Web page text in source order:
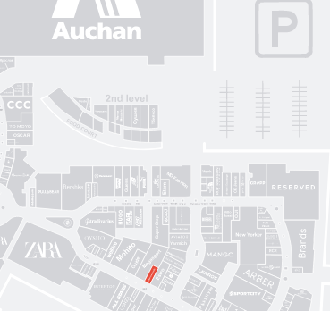
Rikky Hype
Guide
Guess
Super Step
Yarmich
MD Fashion
OUI
OSCAR